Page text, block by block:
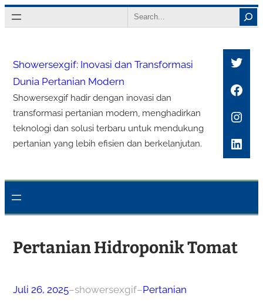
Lewati
ke
Search
Showersexgif: Inovasi dan Transformasi
Dunia Pertanian Modern
Showersexgif hadir dengan inovasi dan
transformasi pertanian modern, menghadirkan
teknologi dan solusi terbaru untuk mendukung
pertanian yang lebih efisien dan berkelanjutan.
Pertanian Hidroponik Tomat
Juli 26, 2025–showersexgif–Pertanian